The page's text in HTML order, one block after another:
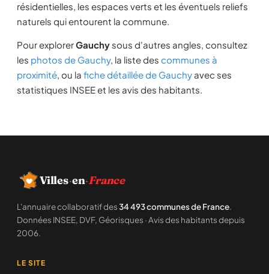
résidentielles, les espaces verts et les éventuels reliefs
naturels qui entourent la commune.
Pour explorerGauchy sous d'autres angles, consultez
les photos de Gauchy, la liste des communes à
proximité, ou la fiche détaillée de Gauchy avec ses
statistiques INSEE et les avis des habitants.
Villes·en·France
L'annuaire collaboratif des34 493 communes de France.
Données INSEE, DVF, Géorisques · Avis des habitants depuis
2006.
LE SITE